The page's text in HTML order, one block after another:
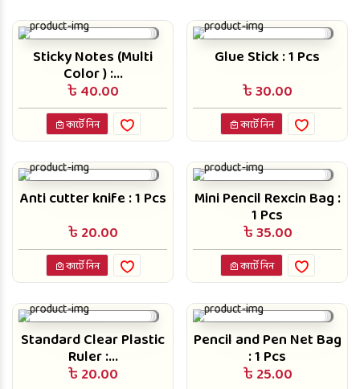
Sticky Notes (Multi
Color ) :...
৳ 40.00
কার্টে নিন
Glue Stick : 1 Pcs
৳ 30.00
কার্টে নিন
Anti cutter knife : 1 Pcs
৳ 20.00
কার্টে নিন
Mini Pencil Rexcin Bag :
1 Pcs
৳ 35.00
কার্টে নিন
Standard Clear Plastic
Ruler :...
৳ 20.00
Pencil and Pen Net Bag
: 1 Pcs
৳ 25.00